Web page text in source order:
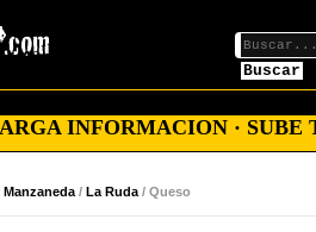
Buscar
INFORMACION · SUBE
Manzaneda / La Ruda / Queso